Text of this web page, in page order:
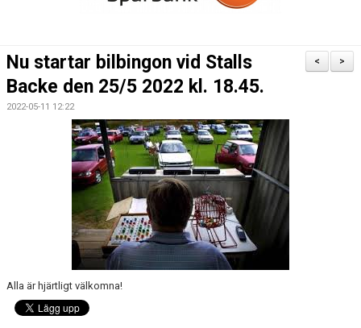
KALENDER
VÅRA LEDARE
SPORTGRUPPEN, FOTBOLL
>
<
Nu startar bilbingon vid Stalls
Backe den 25/5 2022 kl. 18.45.
2022-05-11 12:22
Alla är hjärtligt välkomna!